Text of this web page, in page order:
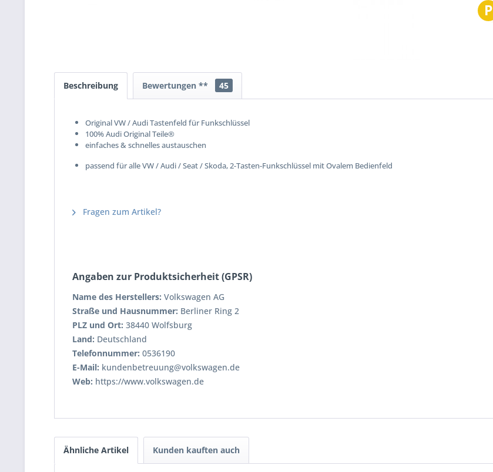
P
Beschreibung Bewertungen ** 45
Original VW / Audi Tastenfeld für Funkschlüssel
100% Audi Original Teile®
einfaches & schnelles austauschen
passend für alle VW / Audi / Seat / Skoda, 2-Tasten-Funkschlüssel mit Ovalem Bedienfeld
Fragen zum Artikel?
Angaben zur Produktsicherheit (GPSR)
Name des Herstellers: Volkswagen AG
Straße und Hausnummer: Berliner Ring 2
PLZ und Ort: 38440 Wolfsburg
Land: Deutschland
Telefonnummer: 0536190
E-Mail: kundenbetreuung@volkswagen.de
Web: https://www.volkswagen.de
Ähnliche Artikel Kunden kauften auch